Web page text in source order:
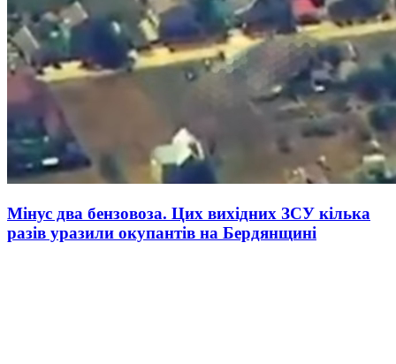
Мінус два бензовоза. Цих вихідних ЗСУ кілька
разів уразили окупантів на Бердянщині